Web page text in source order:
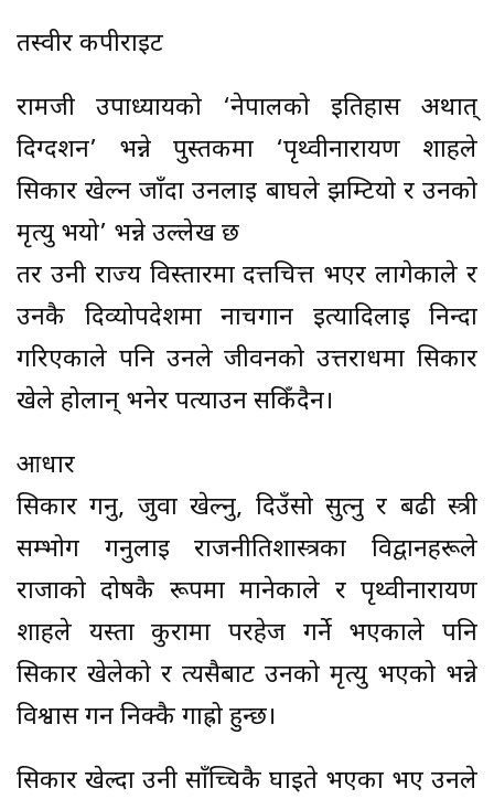
तस्वीर कपीराइट
रामजी उपाध्यायको ‘नेपालको इतिहास अर्थात्
दिग्दर्शन’ भन्ने पुस्तकमा ‘पृथ्वीनारायण शाहले
सिकार खेल्न जाँदा उनलाई बाघले झम्टियो र उनको
मृत्यु भयो’ भन्ने उल्लेख छ
तर उनी राज्य विस्तारमा दत्तचित्त भएर लागेकाले र
उनकै दिव्योपदेशमा नाचगान इत्यादिलाई निन्दा
गरिएकाले पनि उनले जीवनको उत्तरार्धमा सिकार
खेले होलान् भनेर पत्याउन सकिँदैन।
आधार
सिकार गर्नु, जुवा खेल्नु, दिउँसो सुत्नु र बढी स्त्री
सम्भोग गर्नुलाई राजनीतिशास्त्रका विद्वानहरूले
राजाको दोषकै रूपमा मानेकाले र पृथ्वीनारायण
शाहले यस्ता कुरामा परहेज गर्ने भएकाले पनि
सिकार खेलेको र त्यसैबाट उनको मृत्यु भएको भन्ने
विश्वास गर्न निक्कै गाह्रो हुन्छ।
सिकार खेल्दा उनी साँच्चिकै घाइते भएका भए उनले